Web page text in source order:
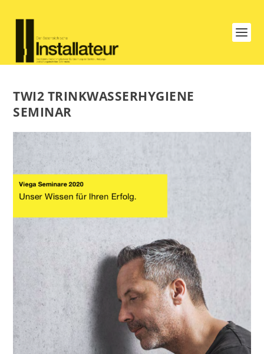
TWI2 TRINKWASSERHYGIENE
SEMINAR